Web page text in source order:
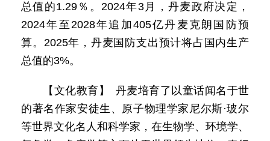
总值的1.29％。2024年3月，丹麦政府决定，
2024年至2028年追加405亿丹麦克朗国防预
算。2025年，丹麦国防支出预计将占国内生产
总值的3%。
【文化教育】 丹麦培育了以童话闻名于世
的著名作家安徒生、原子物理学家尼尔斯·玻尔
等世界文化名人和科学家，在生物学、环境学、